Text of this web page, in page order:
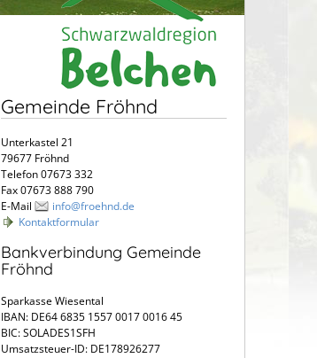
Gemeinde Fröhnd
Unterkastel 21
79677 Fröhnd
Telefon 07673 332
Fax 07673 888 790
E-Mail
info@froehnd.de
Kontaktformular
Bankverbindung Gemeinde
Fröhnd
Sparkasse Wiesental
IBAN: DE64 6835 1557 0017 0016 45
BIC: SOLADES1SFH
Umsatzsteuer-ID: DE178926277